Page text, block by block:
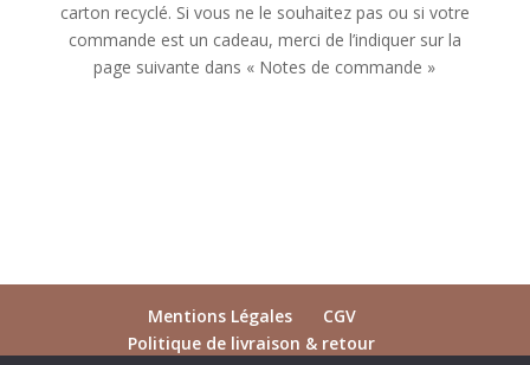
carton recyclé. Si vous ne le souhaitez pas ou si votre
commande est un cadeau, merci de l’indiquer sur la
page suivante dans « Notes de commande »
Mentions Légales
CGV
Politique de livraison & retour